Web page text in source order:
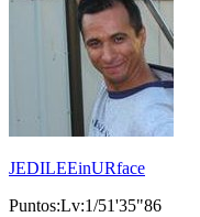
JEDILEEinURface
Puntos:Lv:1/51'35"86